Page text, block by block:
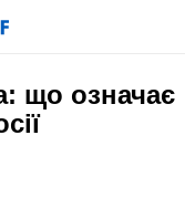
що означає